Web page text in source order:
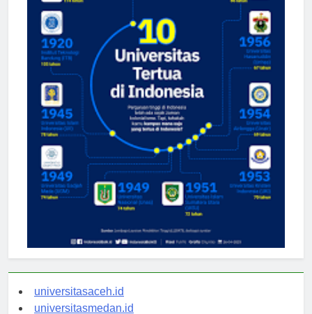
universitasaceh.id